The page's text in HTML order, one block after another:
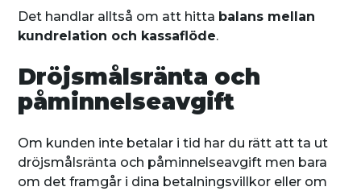
Det handlar alltså om att hitta balans mellan
kundrelation och kassaflöde.
Dröjsmålsränta och
påminnelseavgift
Om kunden inte betalar i tid har du rätt att ta ut
dröjsmålsränta och påminnelseavgift men bara
om det framgår i dina betalningsvillkor eller om